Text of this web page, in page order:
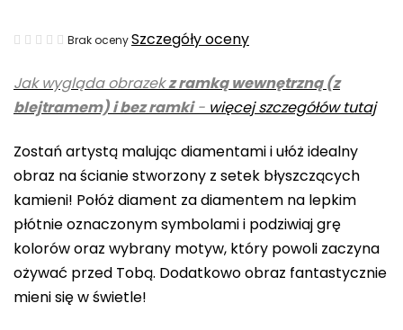
Jak wygląda obrazekz ramką wewnętrzną (z
blejtramem) i bez ramki- więcej szczegółów tutaj
Zostań artystą malując diamentami i ułóż idealny
obraz na ścianie stworzony z setek błyszczących
kamieni! Połóż diament za diamentem na lepkim
płótnie oznaczonym symbolami i podziwiaj grę
kolorów oraz wybrany motyw, który powoli zaczyna
ożywać przed Tobą. Dodatkowo obraz fantastycznie
mieni się w świetle!
Średnia
produktu
wynosi
na
5
gwiazdek.
Brak ocenySzczegóły oceny